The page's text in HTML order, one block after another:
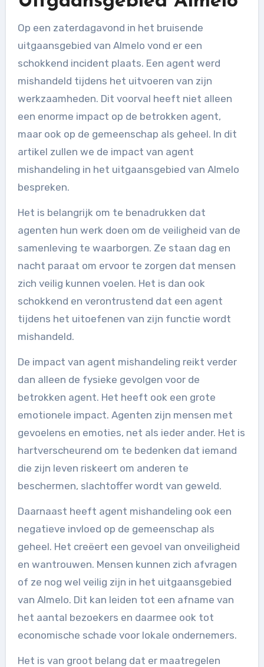
Op een zaterdagavond in het bruisende
uitgaansgebied van Almelo vond er een
schokkend incident plaats. Een agent werd
mishandeld tijdens het uitvoeren van zijn
werkzaamheden. Dit voorval heeft niet alleen
een enorme impact op de betrokken agent,
maar ook op de gemeenschap als geheel. In dit
artikel zullen we de impact van agent
mishandeling in het uitgaansgebied van Almelo
bespreken.
Het is belangrijk om te benadrukken dat
agenten hun werk doen om de veiligheid van de
samenleving te waarborgen. Ze staan dag en
nacht paraat om ervoor te zorgen dat mensen
zich veilig kunnen voelen. Het is dan ook
schokkend en verontrustend dat een agent
tijdens het uitoefenen van zijn functie wordt
mishandeld.
De impact van agent mishandeling reikt verder
dan alleen de fysieke gevolgen voor de
betrokken agent. Het heeft ook een grote
emotionele impact. Agenten zijn mensen met
gevoelens en emoties, net als ieder ander. Het is
hartverscheurend om te bedenken dat iemand
die zijn leven riskeert om anderen te
beschermen, slachtoffer wordt van geweld.
Daarnaast heeft agent mishandeling ook een
negatieve invloed op de gemeenschap als
geheel. Het creëert een gevoel van onveiligheid
en wantrouwen. Mensen kunnen zich afvragen
of ze nog wel veilig zijn in het uitgaansgebied
van Almelo. Dit kan leiden tot een afname van
het aantal bezoekers en daarmee ook tot
economische schade voor lokale ondernemers.
Het is van groot belang dat er maatregelen